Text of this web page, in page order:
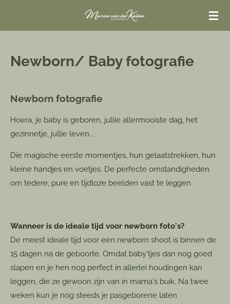
hoofdinhoud
Newborn/ Baby fotografie
Newborn fotografie
Hoera, je baby is geboren, jullie allermooiste dag, het
gezinnetje, jullie leven...
Die magische eerste momentjes, hun gelaatstrekken, hun
kleine handjes en voetjes. De perfecte omstandigheden
om tedere, pure en tijdloze beelden vast te leggen
Wanneer is de ideale tijd voor newborn foto's?
De meest ideale tijd voor een newborn shoot is binnen de
15 dagen na de geboorte. Omdat baby'tjes dan nog goed
slapen en je hen nog perfect in allerlei houdingen kan
leggen, die ze gewoon zijn van in mama's buik. Na twee
weken kun je nog steeds je pasgeborene laten